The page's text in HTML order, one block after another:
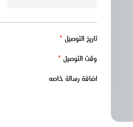
تاريخ التوصيل *
وقت التوصيل *
اضافة رسالة خاصه